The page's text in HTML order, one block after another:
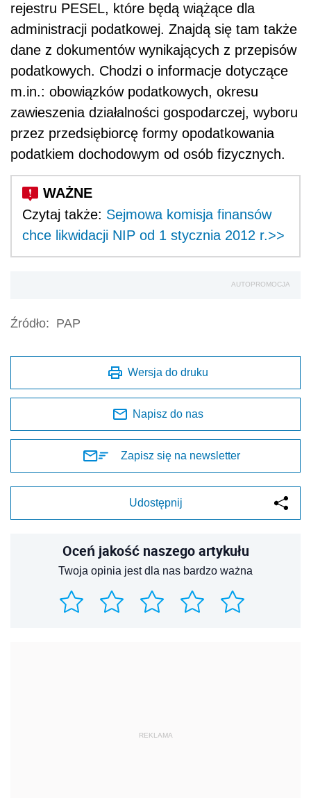
rejestru PESEL, które będą wiążące dla
administracji podatkowej. Znajdą się tam także
dane z dokumentów wynikających z przepisów
podatkowych. Chodzi o informacje dotyczące
m.in.: obowiązków podatkowych, okresu
zawieszenia działalności gospodarczej, wyboru
przez przedsiębiorcę formy opodatkowania
podatkiem dochodowym od osób fizycznych.
Czytaj także: Sejmowa komisja finansów
chce likwidacji NIP od 1 stycznia 2012 r.>>
AUTOPROMOCJA
Źródło: PAP
Wersja do druku
Napisz do nas
Zapisz się na newsletter
Udostępnij
Oceń jakość naszego artykułu
Twoja opinia jest dla nas bardzo ważna
REKLAMA